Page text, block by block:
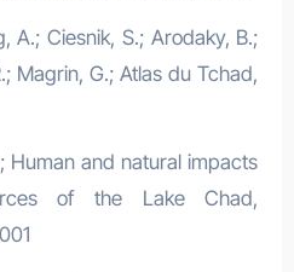
A.; Ciesnik, S.; Arodaky, B.;
Magrin, G.; Atlas du Tchad,
Human and natural impacts
of the Lake Chad,